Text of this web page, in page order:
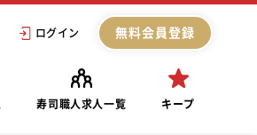
ログイン 無料会員登録
寿司職人求人一覧 キープ